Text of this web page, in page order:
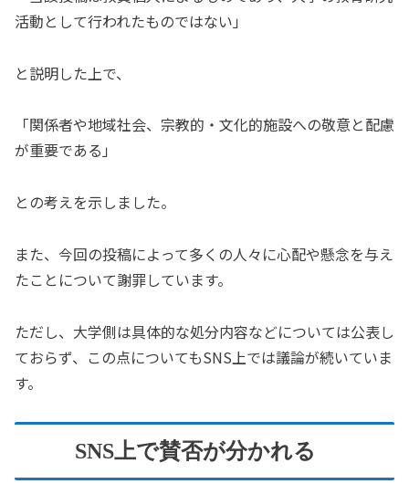
活動として行われたものではない」
と説明した上で、
「関係者や地域社会、宗教的・文化的施設への敬意と配慮
が重要である」
との考えを示しました。
また、今回の投稿によって多くの人々に心配や懸念を与え
たことについて謝罪しています。
ただし、大学側は具体的な処分内容などについては公表し
ておらず、この点についてもSNS上では議論が続いていま
す。
SNS上で賛否が分かれる